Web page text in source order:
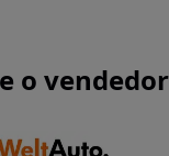
o vendedor